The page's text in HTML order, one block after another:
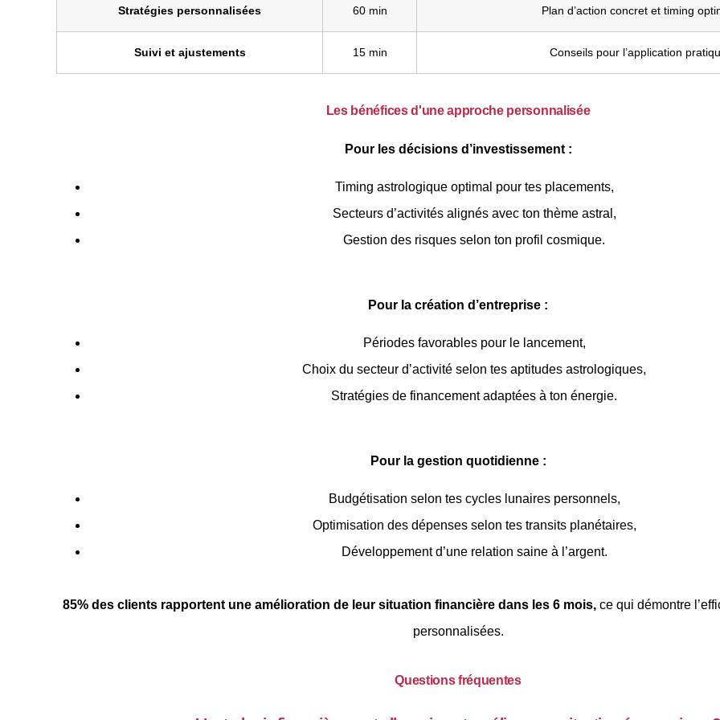
Stratégies personnalisées 60 min Plan d’action concret et timing
Suivi et ajustements 15 min Conseils pour l’application
Les bénéfices d'une approche personnalisée
Pour les décisions d’investissement :
Timing astrologique optimal pour tes placements,
Secteurs d’activités alignés avec ton thème astral,
Gestion des risques selon ton profil cosmique.
Pour la création d’entreprise :
Périodes favorables pour le lancement,
Choix du secteur d’activité selon tes aptitudes astrologiques,
Stratégies de financement adaptées à ton énergie.
Pour la gestion quotidienne :
Budgétisation selon tes cycles lunaires personnels,
Optimisation des dépenses selon tes transits planétaires,
Développement d’une relation saine à l’argent.
85% des clients rapportent une amélioration de leur situation financière dans les 6 mois,ce qui démontre
personnalisées.
Questions fréquentes